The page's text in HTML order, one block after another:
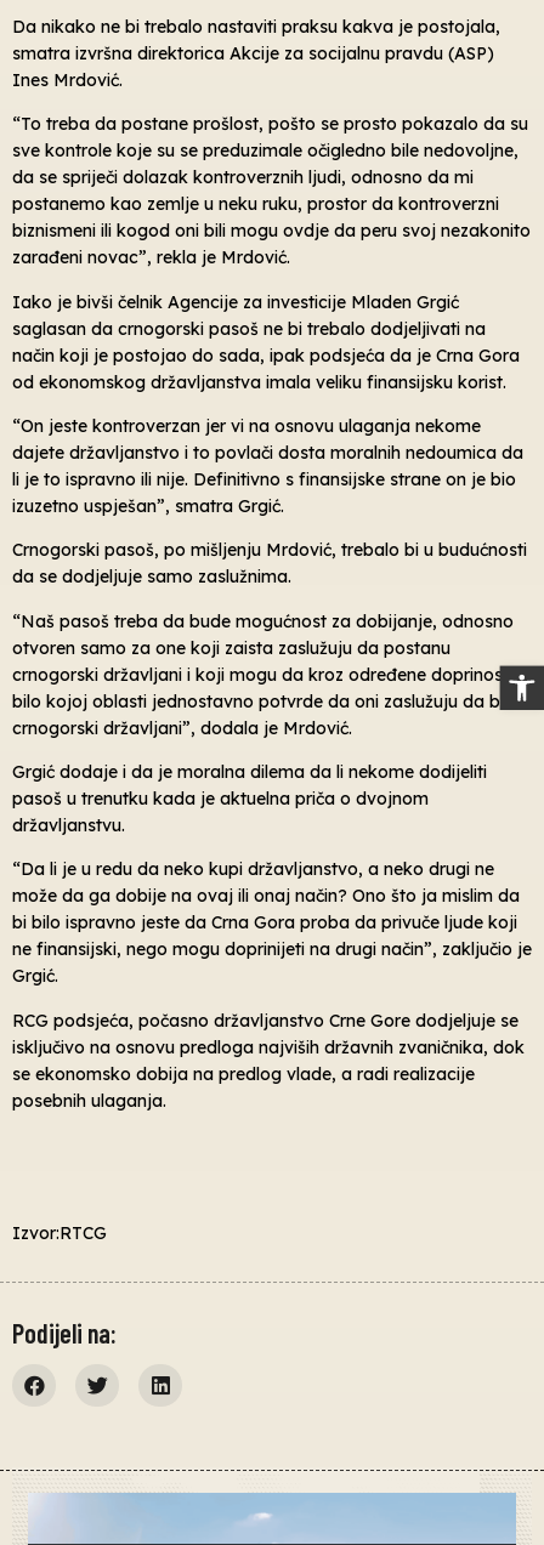
Da nikako ne bi trebalo nastaviti praksu kakva je postojala,
smatra izvršna direktorica Akcije za socijalnu pravdu (ASP)
Ines Mrdović.
“To treba da postane prošlost, pošto se prosto pokazalo da su
sve kontrole koje su se preduzimale očigledno bile nedovoljne,
da se spriječi dolazak kontroverznih ljudi, odnosno da mi
postanemo kao zemlje u neku ruku, prostor da kontroverzni
biznismeni ili kogod oni bili mogu ovdje da peru svoj nezakonito
zarađeni novac”, rekla je Mrdović.
Iako je bivši čelnik Agencije za investicije Mladen Grgić
saglasan da crnogorski pasoš ne bi trebalo dodjeljivati na
način koji je postojao do sada, ipak podsjeća da je Crna Gora
od ekonomskog državljanstva imala veliku finansijsku korist.
“On jeste kontroverzan jer vi na osnovu ulaganja nekome
dajete državljanstvo i to povlači dosta moralnih nedoumica da
li je to ispravno ili nije. Definitivno s finansijske strane on je bio
izuzetno uspješan”, smatra Grgić.
Crnogorski pasoš, po mišljenju Mrdović, trebalo bi u budućnosti
da se dodjeljuje samo zaslužnima.
“Naš pasoš treba da bude mogućnost za dobijanje, odnosno
otvoren samo za one koji zaista zaslužuju da postanu
crnogorski državljani i koji mogu da kroz određene doprinose u
bilo kojoj oblasti jednostavno potvrde da oni zaslužuju da budu
crnogorski državljani”, dodala je Mrdović.
Grgić dodaje i da je moralna dilema da li nekome dodijeliti
pasoš u trenutku kada je aktuelna priča o dvojnom
državljanstvu.
“Da li je u redu da neko kupi državljanstvo, a neko drugi ne
može da ga dobije na ovaj ili onaj način? Ono što ja mislim da
bi bilo ispravno jeste da Crna Gora proba da privuče ljude koji
ne finansijski, nego mogu doprinijeti na drugi način”, zaključio je
Grgić.
RCG podsjeća, počasno državljanstvo Crne Gore dodjeljuje se
isključivo na osnovu predloga najviših državnih zvaničnika, dok
se ekonomsko dobija na predlog vlade, a radi realizacije
posebnih ulaganja.
Izvor:RTCG
Podijeli na: